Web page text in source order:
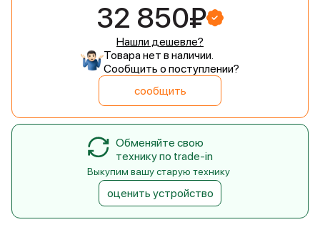
32 850₽
Нашли дешевле?
Товара нет в наличии.
Сообщить о поступлении?
сообщить
Обменяйте свою
технику по trade-in
Выкупим вашу старую технику
оценить устройство